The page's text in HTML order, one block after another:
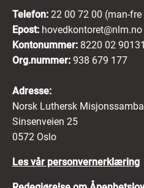
Telefon: 22 00 72 00 (man-
Epost: hovedkontoret@nlm.no
Kontonummer: 8220 02
Org.nummer: 938 679 177
Adresse:
Norsk Luthersk
Sinsenveien 25
0572 Oslo
Les vår personvernerklæring